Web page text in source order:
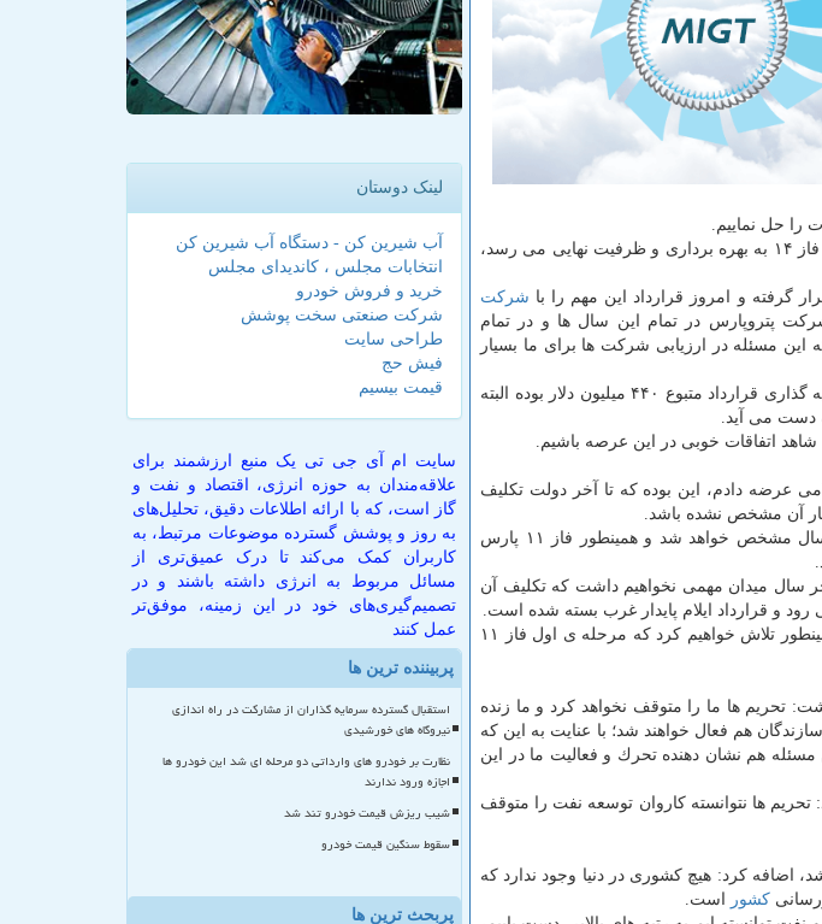
را حل نماییم.
وزیر نفت تصریح كرد: تا اواخر سال، تمام سكوها و پالایشگاه های پارس جنوبی به جز پالایشگاه فاز ۱۴ به بهره برداری و ظرفیت نهایی می رسد،
گرفته و امروز قرارداد این مهم را با شركت
پتروپارس در تمام این سال ها و در تمام
مسئله در ارزیابی شركت ها برای ما بسیار
زنگنه با بیان این كه شركت پتروپارس در واقع یك شركت دانش بنیان است، افزود: مبلغ سرمایه گذاری قرارداد متبوع ۴۴۰ میلیون دلار بوده البته
دست می آید.
عرضه دادم، این بوده كه تا آخر دولت تكلیف
كار آن مشخص نشده باشد.
زنگنه با بیان این كه میدان بلال هم جزو همین تعهدات است، اظهار نمود: تكلیف فرزاد B امسال مشخص خواهد شد و همینطور فاز ۱۱ پارس
سال میدان مهمی نخواهیم داشت كه تكلیف آن
و قرارداد ایلام پایدار غرب بسته شده است.
به قول وزیر نفت در این دولت عمده توسعه پارس جنوبی به جز فاز ۱۱ به اتمام می رسد و همینطور تلاش خواهیم كرد كه مرحله ی اول فاز ۱۱
تحریم ها ما را متوقف نخواهد كرد و ما زنده
هم فعال خواهند شد؛ با عنایت به این كه
مسئله هم نشان دهنده تحرك و فعالیت ما در این
تحریم ها نتوانسته كاروان توسعه نفت را متوقف
امسال ۳۰۰۰ روستا گازرسانی خواهند شد، اضافه كرد: هیچ كشوری در دنیا وجود ندارد كه
كشور
است.
لینک دوستان
آب شیرین کن - دستگاه آب شیرین کن
انتخابات مجلس ، کاندیدای مجلس
خرید و فروش خودرو
شرکت صنعتی سخت پوشش
طراحی سایت
فیش حج
قیمت بیسیم
سایت ام آی جی تی یک منبع ارزشمند برای
علاقه‌مندان به حوزه انرژی، اقتصاد و نفت و
گاز است، که با ارائه اطلاعات دقیق، تحلیل‌های
به روز و پوشش گسترده موضوعات مرتبط، به
کاربران کمک می‌کند تا درک عمیق‌تری از
مسائل مربوط به انرژی داشته باشند و در
تصمیم‌گیری‌های خود در این زمینه، موفق‌تر
عمل کنند
پربیننده ترین ها
استقبال گسترده سرمایه گذاران از مشارکت در راه اندازی
نیروگاه های خورشیدی
نظارت بر خودرو های وارداتی دو مرحله ای شد این خودرو ها
اجازه ورود ندارند
شیب ریزش قیمت خودرو تند شد
سقوط سنگین قیمت خودرو
پربحث ترین ها